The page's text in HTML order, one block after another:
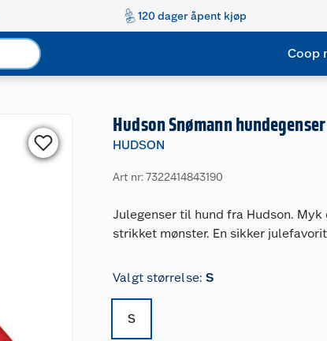
120 dager åpent kjøp
Coop
Hudson Snømann hundegenser
HUDSON
Art nr: 7322414843190
Julegenser til hund fra Hudson.
strikket mønster. En sikker
Valgt størrelse: S
S